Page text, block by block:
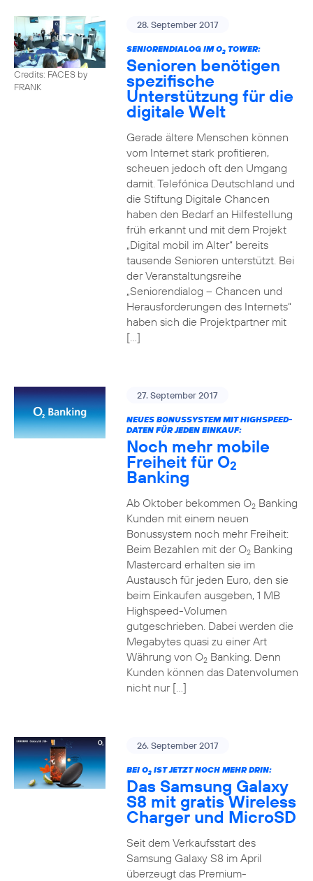
Credits: FACES by
FRANK
28. September 2017
SENIORENDIALOG IM O2TOWER:
Senioren benötigen
spezifische
Unterstützung für die
digitale Welt
Gerade ältere Menschen können
vom Internet stark profitieren,
scheuen jedoch oft den Umgang
damit. Telefónica Deutschland und
die Stiftung Digitale Chancen
haben den Bedarf an Hilfestellung
früh erkannt und mit dem Projekt
„Digital mobil im Alter“ bereits
tausende Senioren unterstützt. Bei
der Veranstaltungsreihe
„Seniorendialog – Chancen und
Herausforderungen des Internets“
haben sich die Projektpartner mit
[…]
27. September 2017
NEUES BONUSSYSTEM MIT HIGHSPEED-
DATEN FÜR JEDEN EINKAUF:
Noch mehr mobile
Freiheit für O2
Banking
Ab Oktober bekommen O2Banking
Kunden mit einem neuen
Bonussystem noch mehr Freiheit:
Beim Bezahlen mit der O2Banking
Mastercard erhalten sie im
Austausch für jeden Euro, den sie
beim Einkaufen ausgeben, 1 MB
Highspeed-Volumen
gutgeschrieben. Dabei werden die
Megabytes quasi zu einer Art
Währung von O2Banking. Denn
Kunden können das Datenvolumen
nicht nur […]
26. September 2017
BEI O2IST JETZT NOCH MEHR DRIN:
Das Samsung Galaxy
S8 mit gratis Wireless
Charger und MicroSD
Seit dem Verkaufsstart des
Samsung Galaxy S8 im April
überzeugt das Premium-